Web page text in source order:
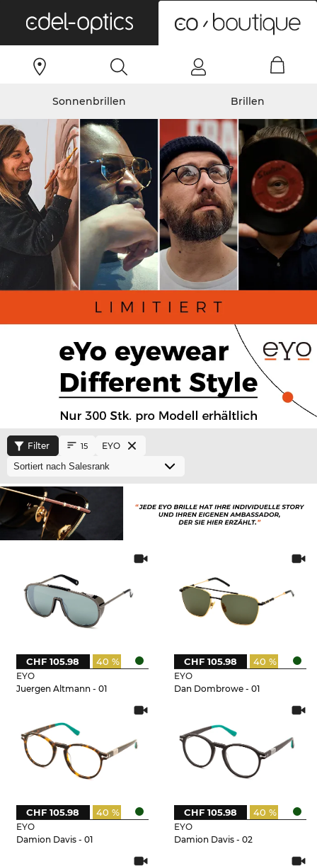
Sonnenbrillen Brillen
Filter 15 EYO
EYO
Juergen Altmann - 01
40 %
CHF 105.98
EYO
Dan Dombrowe - 01
40 %
CHF 105.98
EYO
Damion Davis - 01
40 %
CHF 105.98
EYO
Damion Davis - 02
40 %
CHF 105.98